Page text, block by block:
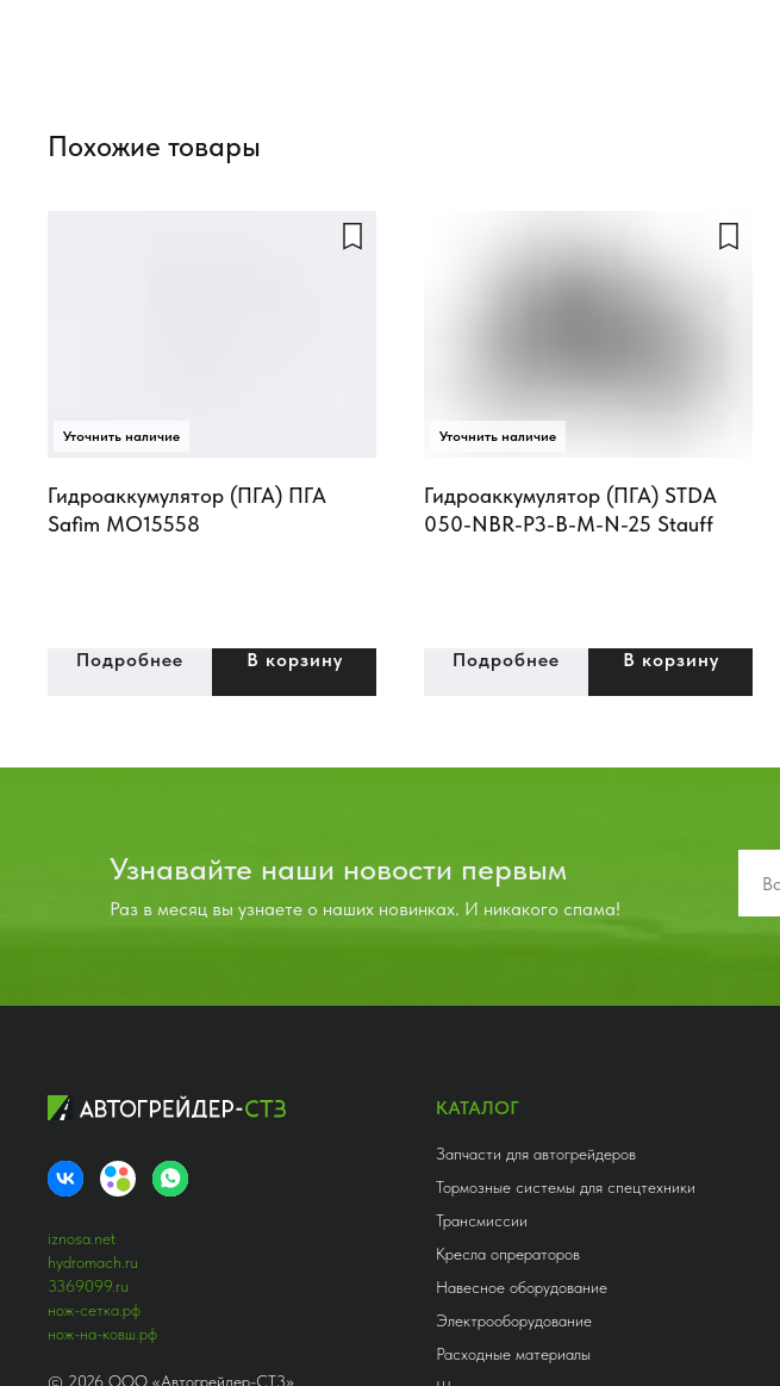
Похожие товары
Гидроаккумулятор (ПГА) ПГА
Safim MO15558
Подробнее В корзину
Гидроаккумулятор (ПГА) STDA
050-NBR-P3-B-M-N-25 Stauff
Подробнее В корзину
Узнавайте наши новости первым
Раз в месяц вы узнаете о наших новинках. И никакого спама!
iznosa.net
hydromach.ru
3369099.ru
нож-сетка.рф
нож-на-ковш.рф
© 2026 ООО «Автогрейдер-СТ3»
КАТАЛОГ
Запчасти для автогрейдеров
Тормозные системы для спецтехники
Трансмиссии
Кресла опрераторов
Навесное оборудование
Электрооборудование
Расходные материалы